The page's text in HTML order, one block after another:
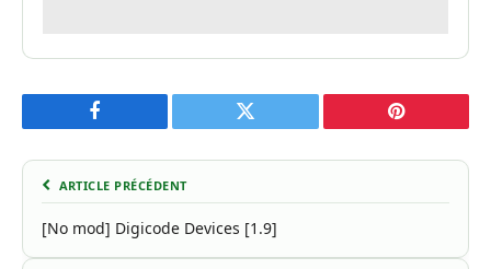
Facebook Twitter Pinterest
ARTICLE PRÉCÉDENT
[No mod] Digicode Devices [1.9]